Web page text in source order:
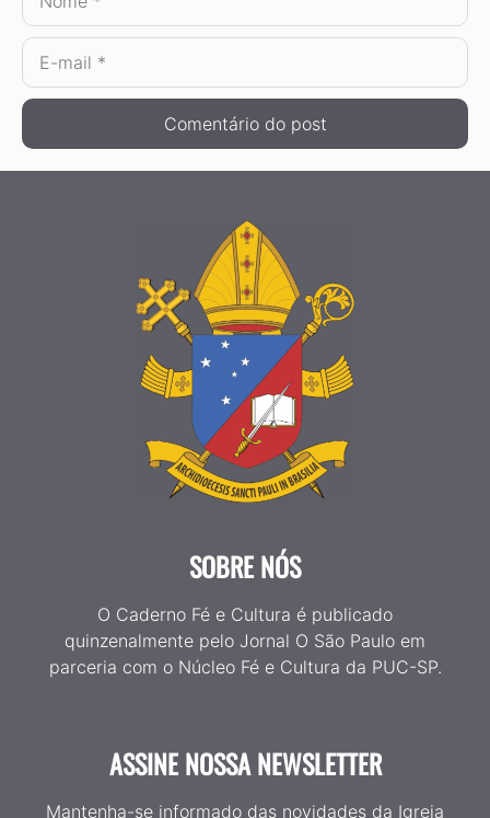
E-
mail
SOBRE NÓS
O Caderno Fé e Cultura é publicado
quinzenalmente pelo Jornal O São Paulo em
parceria com o Núcleo Fé e Cultura da PUC-SP.
ASSINE NOSSA NEWSLETTER
Mantenha-se informado das novidades da Igreja